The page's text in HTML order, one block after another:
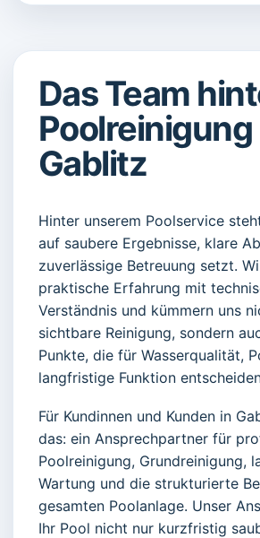
Das Team
Poolreinigung
Gablitz
Hinter unserem Poolservice
auf saubere Ergebnisse, klare
zuverlässige Betreuung setzt.
praktische Erfahrung mit
Verständnis und kümmern uns
sichtbare Reinigung, sondern
Punkte, die für Wasserqualität,
langfristige Funktion
Für Kundinnen und Kunden in
das: ein Ansprechpartner für
Poolreinigung, Grundreinigung,
Wartung und die strukturierte
gesamten Poolanlage. Unser
Ihr Pool nicht nur kurzfristig